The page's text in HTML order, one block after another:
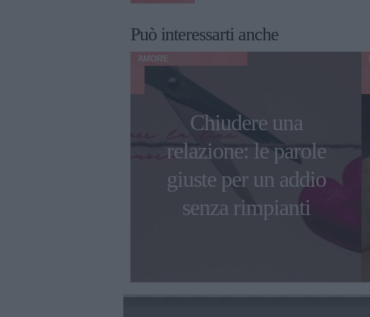
Può interessarti anche
AMORE
Chiudere una
relazione: le parole
giuste per un addio
senza rimpianti